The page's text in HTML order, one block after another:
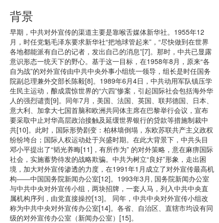
背景
早期，中共对外宣传的渠道主要是靠喉舌媒体新华社。1955年12
月，时任党魁毛泽东要求新华社“把地球管起来”，“尽快做到在世界
各地都能派有自己的记者，发出自己的消息”[7]。那时，中共已显露
意识形态一统天下的野心。基于这一目标，在1958年8月，原来“各
自为战”的对外宣传由中共中央外事小组统一领导，组长是时任国务
院副总理兼外交部长陈毅[8]。1989年6月4日，中共动用军队镇压学
生民主运动，酿成震惊世界的“六四”惨案，引起国际社会包括海外华
人的强烈谴责[9]。同年7月，美国、法国、英国、联邦德国、日本、
意大利、加拿大七国首脑和欧洲共同体主席在巴黎举行会议，宣布
要采取中止对华高层政治接触及延缓世界银行的贷款等措施制裁中
共[10]。此时，国际形势剧变：柏林墙倒塌，东欧苏联共产主义政权
纷纷垮台；国际人权运动处于兴盛时期。在此大背景下，中共头目
邓小平提出了“韬光养晦[11]，有所作为” 的对外策略，意在麻痹国际
社会，实施蓄势待发的战略欺骗。中共为树立“良好”形象，走出困
境，加大对外宣传渗透的力度，在1991年1月成立了对外宣传最高机
构――中国国务院新闻办公室[12]。1993年3月, 国务院新闻办公室
与中共中央对外宣传小组，两块招牌，一套人马，列入中共中央直
属机构序列，由党直接操控[13]。 同年，中共中央对外宣传小组改
称为中共中央对外宣传办公室[14]。各省、自治区、直辖市均设有同
级的对外宣传办公室（新闻办公室）[15]。